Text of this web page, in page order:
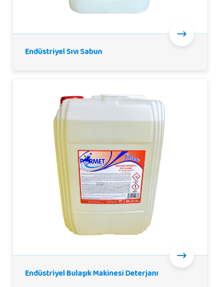
Endüstriyel Sıvı Sabun
Endüstriyel Bulaşık Makinesi Deterjanı